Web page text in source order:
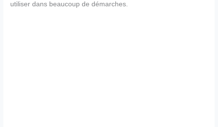
utiliser dans beaucoup de démarches.